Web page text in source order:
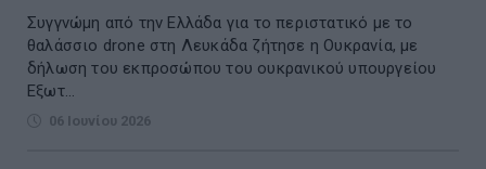
Συγγνώμη από την Ελλάδα για το περιστατικό με το
θαλάσσιο drone στη Λευκάδα ζήτησε η Ουκρανία, με
δήλωση του εκπροσώπου του ουκρανικού υπουργείου
Εξωτ...
06 Ιουνίου 2026